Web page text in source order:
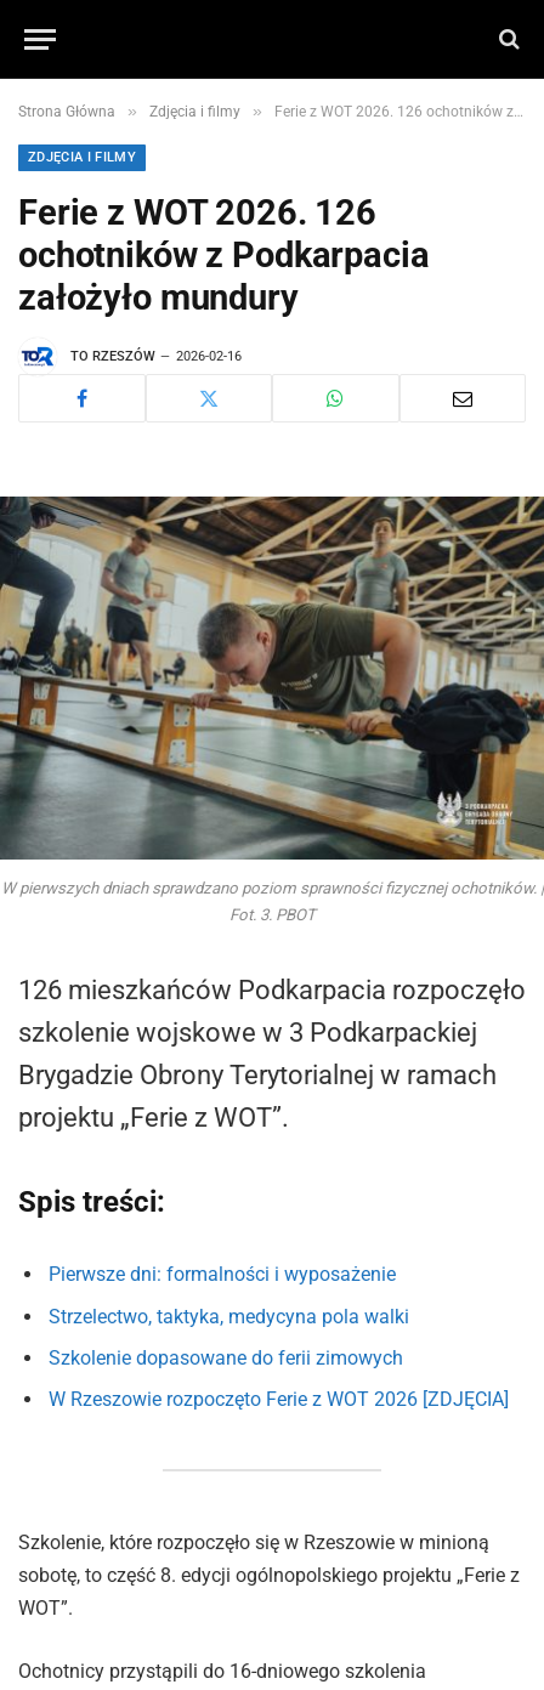
Strona Główna » Zdjęcia i filmy » Ferie z WOT 2026. 126 ochotników z Podkarpacia założyło mundury
ZDJĘCIA I FILMY
Ferie z WOT 2026. 126
ochotników z Podkarpacia
założyło mundury
TO RZESZÓW 2026-02-16
W pierwszych dniach sprawdzano poziom sprawności fizycznej ochotników. |
Fot. 3. PBOT
126 mieszkańców Podkarpacia rozpoczęło
szkolenie wojskowe w 3 Podkarpackiej
Brygadzie Obrony Terytorialnej w ramach
projektu „Ferie z WOT”.
Spis treści:
Pierwsze dni: formalności i wyposażenie
Strzelectwo, taktyka, medycyna pola walki
Szkolenie dopasowane do ferii zimowych
W Rzeszowie rozpoczęto Ferie z WOT 2026 [ZDJĘCIA]
Szkolenie, które rozpoczęło się w Rzeszowie w minioną
sobotę, to część 8. edycji ogólnopolskiego projektu „Ferie z
WOT”.
Ochotnicy przystąpili do 16-dniowego szkolenia